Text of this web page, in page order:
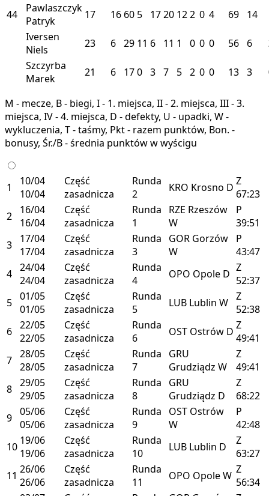
44
Pawlaszczyk
Patryk
17 16 60 5 1720 122 0 4 69 14
Iversen
Niels
23 6 29 11 6 11 1 0 0 0 56 6
Szczyrba
Marek
21 6 170 3 7 5 2 0 0 13 3
M - mecze, B - biegi, I - 1. miejsca, II - 2. miejsca, III - 3.
miejsca, IV - 4. miejsca, D - defekty, U - upadki, W -
wykluczenia, T - taśmy, Pkt - razem punktów, Bon. -
bonusy, Śr./B - średnia punktów w wyścigu
1
10/04
10/04
Część
zasadnicza
Runda
2
KRO Krosno D Z
67:23
2
16/04
16/04
Część
zasadnicza
Runda
1
RZE Rzeszów
W
P
39:51
3
17/04
17/04
Część
zasadnicza
Runda
3
GOR Gorzów
W
P
43:47
4 24/04
24/04
Część
zasadnicza
Runda
4
OPO Opole D Z
52:37
5 01/05
01/05
Część
zasadnicza
Runda
5
LUB Lublin W Z
52:38
6 22/05
22/05
Część
zasadnicza
Runda
6
OST Ostrów D Z
49:41
7 28/05
28/05
Część
zasadnicza
Runda
7
GRU
Grudziądz W
Z
49:41
8 29/05
29/05
Część
zasadnicza
Runda
8
GRU
Grudziądz D
Z
68:22
9 05/06
05/06
Część
zasadnicza
Runda
9
OST Ostrów
W
P
42:48
10 19/06
19/06
Część
zasadnicza
Runda
10
LUB Lublin D
Z
63:27
11 26/06
26/06
Część
zasadnicza
Runda
11
OPO OpoleW Z
56:34